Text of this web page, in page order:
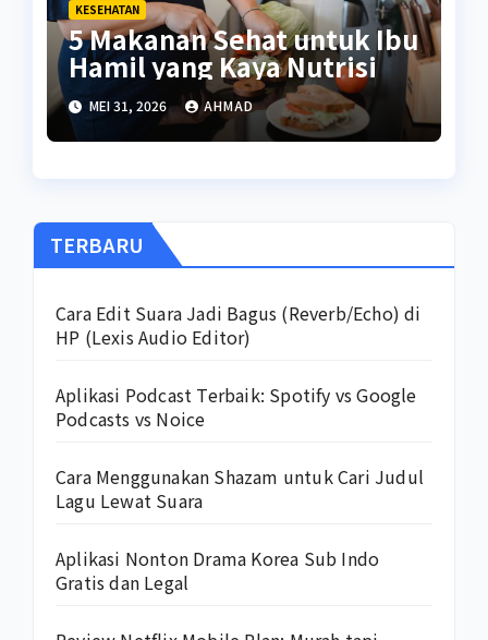
KESEHATAN
5 Makanan Sehat untuk Ibu
Hamil yang Kaya Nutrisi
MEI 31, 2026 AHMAD
TERBARU
Cara Edit Suara Jadi Bagus (Reverb/Echo) di
HP (Lexis Audio Editor)
Aplikasi Podcast Terbaik: Spotify vs Google
Podcasts vs Noice
Cara Menggunakan Shazam untuk Cari Judul
Lagu Lewat Suara
Aplikasi Nonton Drama Korea Sub Indo
Gratis dan Legal